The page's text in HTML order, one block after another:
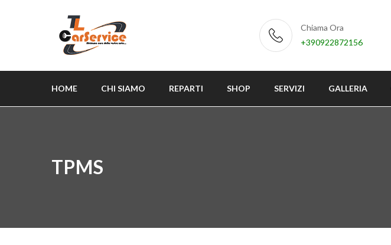
Chiama Ora
+390922872156
HOME CHI SIAMO REPARTI SHOP SERVIZI GALLERIA
TPMS